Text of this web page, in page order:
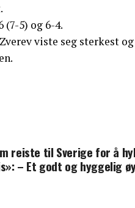
5) og 6-4.
viste seg sterkest
reiste til Sverige for å
– Et godt og hyggelig